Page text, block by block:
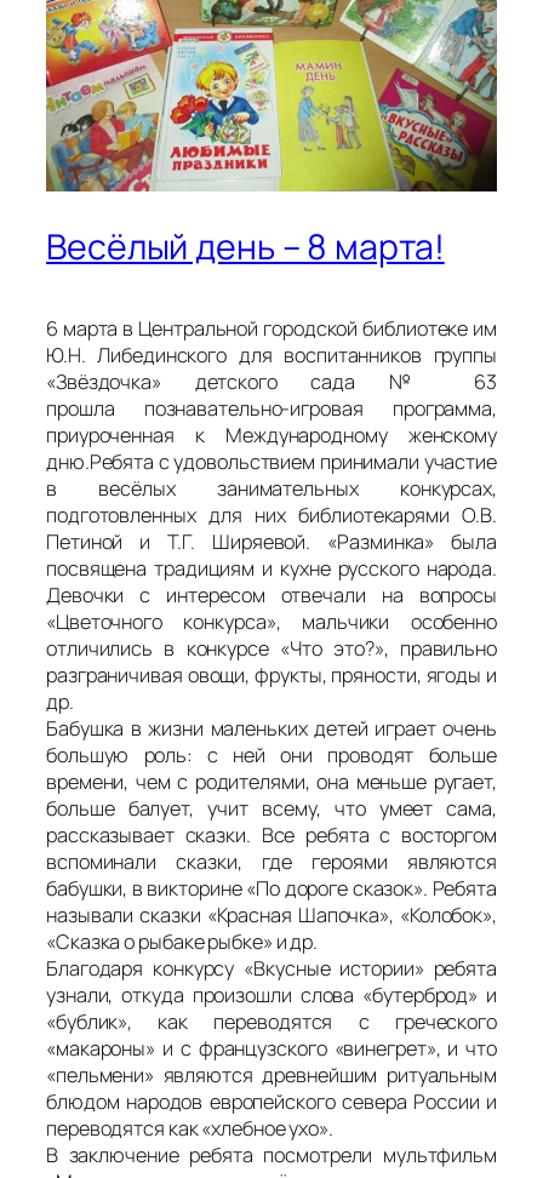
Весёлый день – 8 марта!
6 марта в Центральной городской библиотеке им
Ю.Н. Либединского для воспитанников группы
«Звёздочка» детского сада № 63
прошла познавательно-игровая программа,
приуроченная к Международному женскому
дню.Ребята с удовольствием принимали участие
в весёлых занимательных конкурсах,
подготовленных для них библиотекарями О.В.
Петиной и Т.Г. Ширяевой. «Разминка» была
посвящена традициям и кухне русского народа.
Девочки с интересом отвечали на вопросы
«Цветочного конкурса», мальчики особенно
отличились в конкурсе «Что это?», правильно
разграничивая овощи, фрукты, пряности, ягоды и
др.
Бабушка в жизни маленьких детей играет очень
большую роль: с ней они проводят больше
времени, чем с родителями, она меньше ругает,
больше балует, учит всему, что умеет сама,
рассказывает сказки. Все ребята с восторгом
вспоминали сказки, где героями являются
бабушки, в викторине «По дороге сказок». Ребята
называли сказки «Красная Шапочка», «Колобок»,
«Сказка о рыбаке рыбке» и др.
Благодаря конкурсу «Вкусные истории» ребята
узнали, откуда произошли слова «бутерброд» и
«бублик», как переводятся с греческого
«макароны» и с французского «винегрет», и что
«пельмени» являются древнейшим ритуальным
блюдом народов европейского севера России и
переводятся как «хлебное ухо».
В заключение ребята посмотрели мультфильм